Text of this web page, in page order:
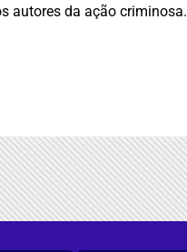
autores da ação criminosa.